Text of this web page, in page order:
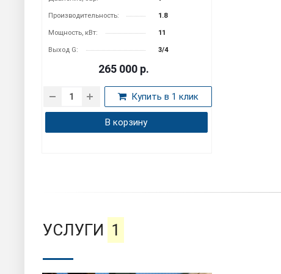
Производительность: 1.8
Мощность, кВт: 11
Выход G: 3/4
265 000 р.
Купить в 1 клик
В корзину
УСЛУГИ 1